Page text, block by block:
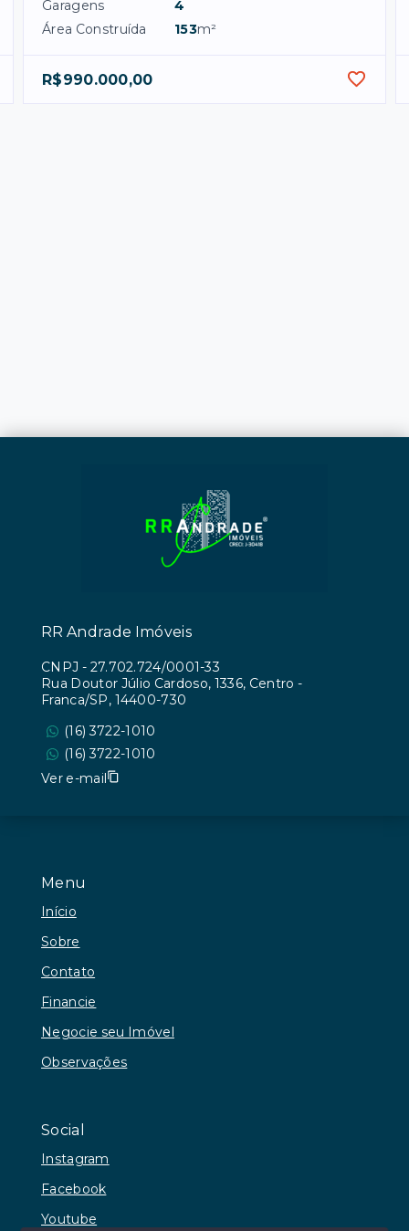
Garagens
4
Área Construída
153m²
R$990.000,00
Menu
Início
Sobre
Contato
Financie
Negocie seu Imóvel
Observações
Social
Instagram
Facebook
Youtube
RR Andrade Imóveis
CNPJ - 27.702.724/0001-33
Rua Doutor Júlio Cardoso, 1336, Centro -
Franca/SP, 14400-730
(16) 3722-1010
(16) 3722-1010
Ver e-mail